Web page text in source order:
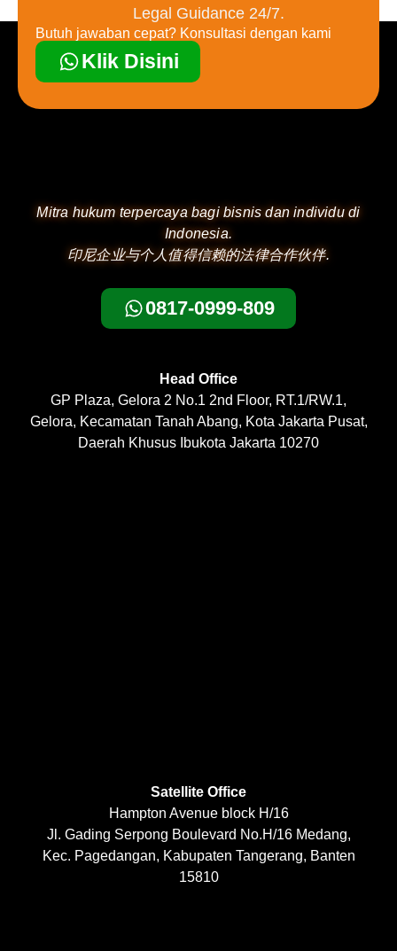
Legal Guidance 24/7.
Butuh jawaban cepat? Konsultasi dengan kami
Klik Disini
Mitra hukum terpercaya bagi bisnis dan individu di
Indonesia.
印尼企业与个人值得信赖的法律合作伙伴.
0817-0999-809
Head Office
GP Plaza, Gelora 2 No.1 2nd Floor, RT.1/RW.1,
Gelora, Kecamatan Tanah Abang, Kota Jakarta Pusat,
Daerah Khusus Ibukota Jakarta 10270
Satellite Office
Hampton Avenue block H/16
Jl. Gading Serpong Boulevard No.H/16 Medang,
Kec. Pagedangan, Kabupaten Tangerang, Banten
15810